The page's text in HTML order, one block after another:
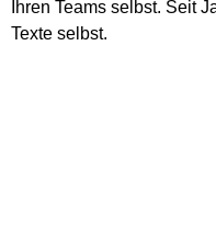
Ihren Teams selbst. Seit
Texte selbst.